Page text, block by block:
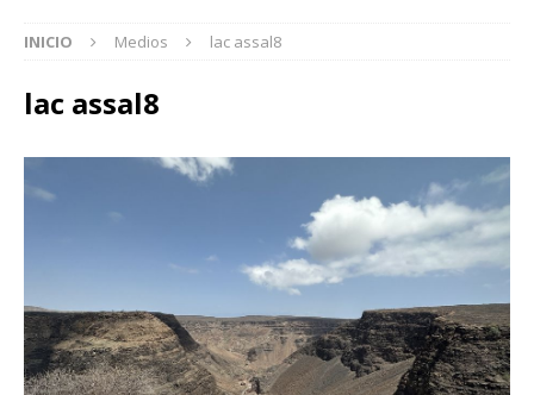
INICIO Medios lac assal8
lac assal8